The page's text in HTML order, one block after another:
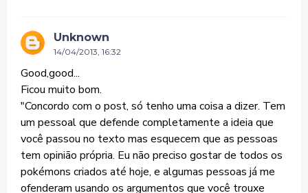
Unknown
14/04/2013, 16:32
Good,good...
Ficou muito bom.
"Concordo com o post, só tenho uma coisa a dizer. Tem
um pessoal que defende completamente a ideia que
você passou no texto mas esquecem que as pessoas
tem opinião própria. Eu não preciso gostar de todos os
pokémons criados até hoje, e algumas pessoas já me
ofenderam usando os argumentos que você trouxe